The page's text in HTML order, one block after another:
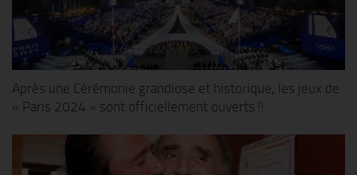
Après une Cérémonie grandiose et historique, les jeux de
« Paris 2024 » sont officiellement ouverts !!